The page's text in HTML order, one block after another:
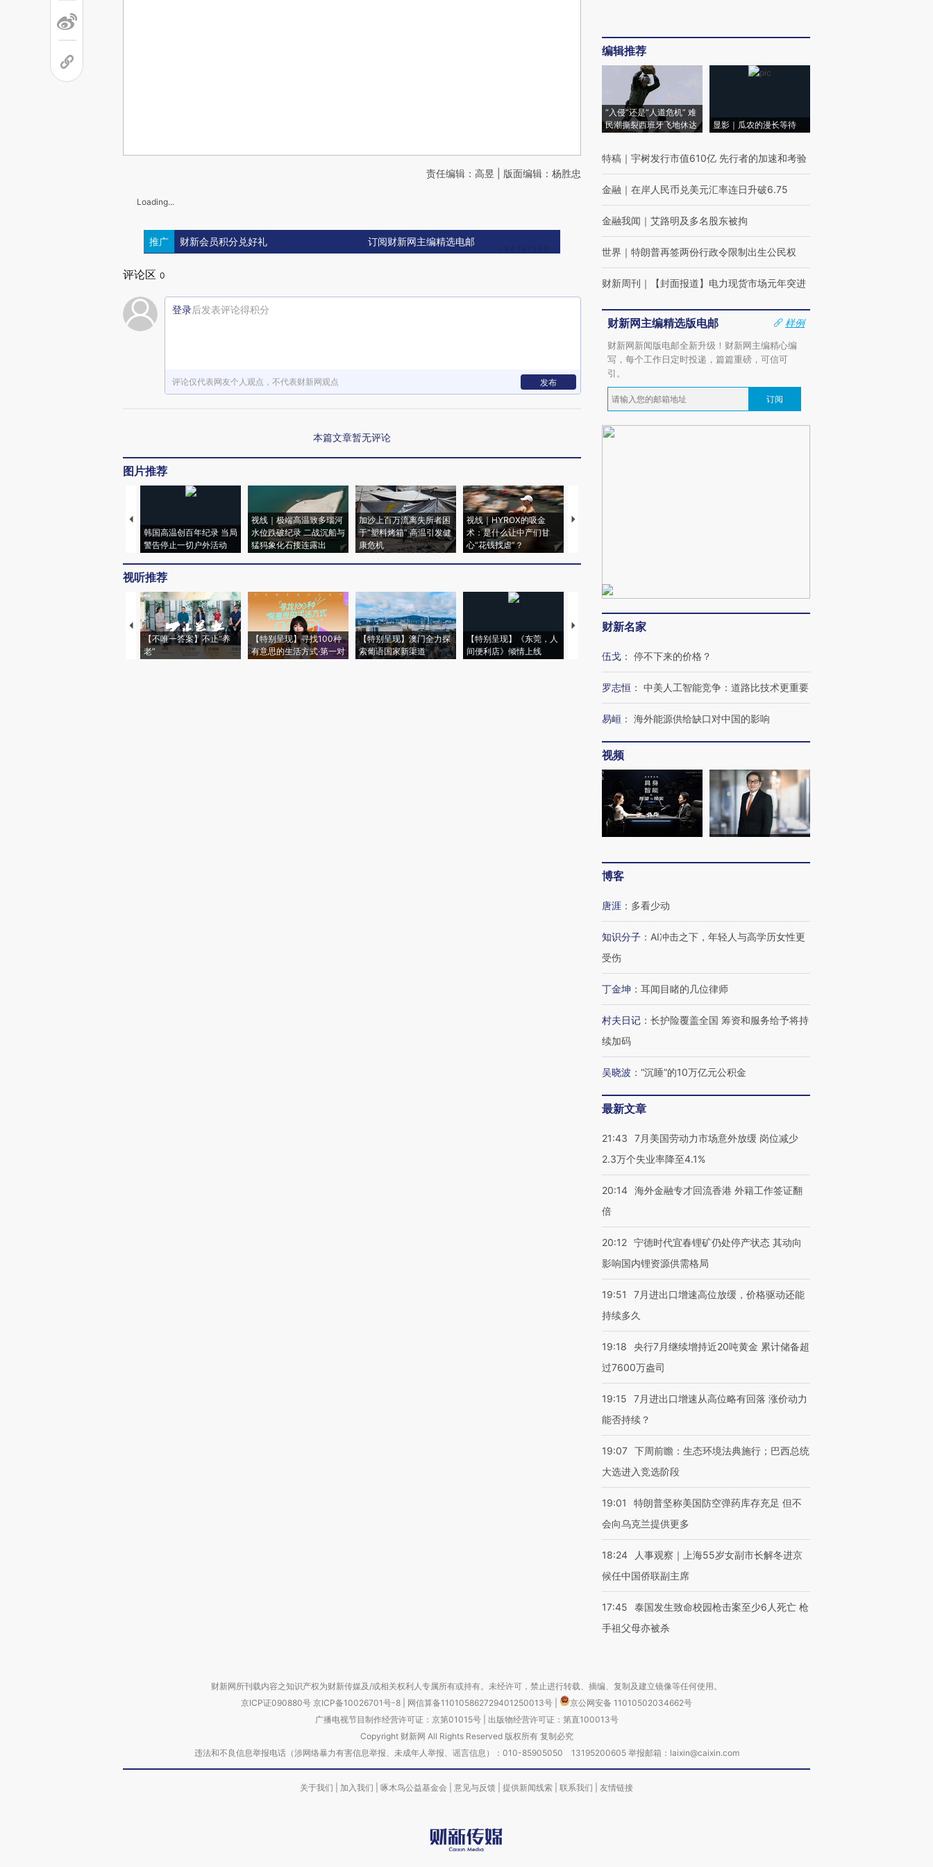
责任编辑：高昱 | 版面编辑：杨胜忠
Loading...
推广 财新会员积分兑好礼 订阅财新网主编精选电邮
评论区 0
登录后发表评论得积分
评论仅代表网友个人观点，不代表财新网观点 发布
本篇文章暂无评论
图片推荐
韩国高温创百年纪录 当局
警告停止一切户外活动
视线｜极端高温致多瑙河
水位跌破纪录 二战沉船与
猛犸象化石接连露出
加沙上百万流离失所者困
于“塑料烤箱” 高温引发健
康危机
视线｜HYROX的吸金
术：是什么让中产们甘
心“花钱找虐”？
马航飞行员跨国走私7万
视听推荐
【不唯一答案】不止“养
老”
【特别呈现】寻找100种
有意思的生活方式·第一对
【特别呈现】澳门全力探
索葡语国家新渠道
【特别呈现】《东莞，人
间便利店》倾情上线
【推广】走进第四届链博
有意思的生活方式·第三对
编辑推荐
“入侵”还是“人道危机” 难
民潮撕裂西班牙飞地休达
显影｜瓜农的漫长等待
特稿 ｜ 宇树发行市值610亿 先行者的加速和考验
金融 ｜ 在岸人民币兑美元汇率连日升破6.75
金融我闻 ｜ 艾路明及多名股东被拘
世界 ｜ 特朗普再签两份行政令限制出生公民权
财新周刊 ｜ 【封面报道】电力现货市场元年突进
财新网主编精选版电邮
样例
财新网新闻版电邮全新升级！财新网主编精心编
写，每个工作日定时投递，篇篇重磅，可信可
引。
订阅
财新名家
伍戈 ： 停不下来的价格？
罗志恒 ： 中美人工智能竞争：道路比技术更重要
易峘 ： 海外能源供给缺口对中国的影响
视频
博客
唐涯 ： 多看少动
知识分子 ： AI冲击之下，年轻人与高学历女性更
受伤
丁金坤 ： 耳闻目睹的几位律师
村夫日记 ： 长护险覆盖全国 筹资和服务给予将持
续加码
吴晓波 ： “沉睡”的10万亿元公积金
最新文章
21:43
7月美国劳动力市场意外放缓 岗位减少
2.3万个失业率降至4.1%
20:14 海外金融专才回流香港 外籍工作签证翻
倍
20:12 宁德时代宜春锂矿仍处停产状态 其动向
影响国内锂资源供需格局
19:51
7月进出口增速高位放缓，价格驱动还能
持续多久
19:18
央行7月继续增持近20吨黄金 累计储备超
过7600万盎司
19:15
7月进出口增速从高位略有回落 涨价动力
能否持续？
19:07 下周前瞻：生态环境法典施行；巴西总统
大选进入竞选阶段
19:01
特朗普坚称美国防空弹药库存充足 但不
会向乌克兰提供更多
18:24
人事观察｜上海55岁女副市长解冬进京
候任中国侨联副主席
17:45
泰国发生致命校园枪击案至少6人死亡 枪
手祖父母亦被杀
财新网所刊载内容之知识产权为财新传媒及/或相关权利人专属所有或持有。未经许可，禁止进行转载、摘编、复制及建立镜像等任何使用。
京ICP证090880号 京ICP备10026701号-8 网信算备110105862729401250013号
京公网安备 11010502034662号
广播电视节目制作经营许可证：京第01015号| 出版物经营许可证：第直100013号
Copyright 财新网 All Rights Reserved 版权所有 复制必究
违法和不良信息举报电话（涉网络暴力有害信息举报、未成年人举报、谣言信息）：010-85905050 13195200605 举报邮箱：laixin@caixin.com
关于我们 加入我们 啄木鸟公益基金会 意见与反馈 提供新闻线索 联系我们 友情链接